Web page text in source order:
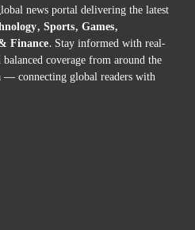
news portal delivering the latest
Sports, Games,
Finance. Stay informed with real-
coverage from around the
connecting global readers with